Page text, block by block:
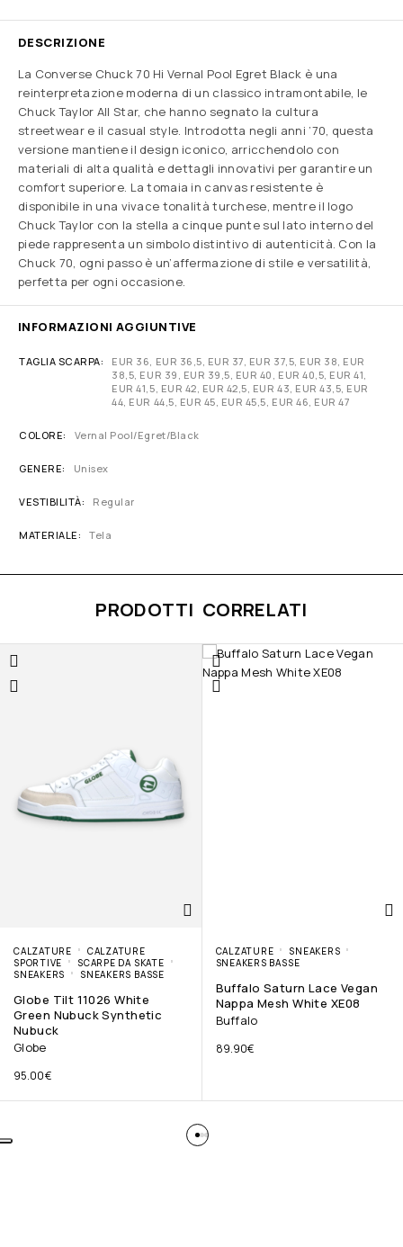
DESCRIZIONE
La Converse Chuck 70 Hi Vernal Pool Egret Black è una
reinterpretazione moderna di un classico intramontabile, le
Chuck Taylor All Star, che hanno segnato la cultura
streetwear e il casual style. Introdotta negli anni ’70, questa
versione mantiene il design iconico, arricchendolo con
materiali di alta qualità e dettagli innovativi per garantire un
comfort superiore. La tomaia in canvas resistente è
disponibile in una vivace tonalità turchese, mentre il logo
Chuck Taylor con la stella a cinque punte sul lato interno del
piede rappresenta un simbolo distintivo di autenticità. Con la
Chuck 70, ogni passo è un’affermazione di stile e versatilità,
perfetta per ogni occasione.
INFORMAZIONI AGGIUNTIVE
TAGLIA SCARPA
EUR 36, EUR 36,5, EUR 37, EUR 37,5, EUR 38, EUR
38,5, EUR 39, EUR 39,5, EUR 40, EUR 40,5, EUR 41,
EUR 41,5, EUR 42, EUR 42,5, EUR 43, EUR 43,5, EUR
44, EUR 44,5, EUR 45, EUR 45,5, EUR 46, EUR 47
COLORE Vernal Pool/Egret/Black
GENERE Unisex
VESTIBILITÀ Regular
MATERIALE Tela
PRODOTTI CORRELATI
CALZATURE
CALZATURE
SPORTIVE
SCARPE DA SKATE
SNEAKERS
SNEAKERS BASSE
Globe Tilt 11026 White
Green Nubuck Synthetic
Nubuck
Globe
95.00€
CALZATURE
SNEAKERS
SNEAKERS BASSE
Buffalo Saturn Lace Vegan
Nappa Mesh White XE08
Buffalo
89.90€